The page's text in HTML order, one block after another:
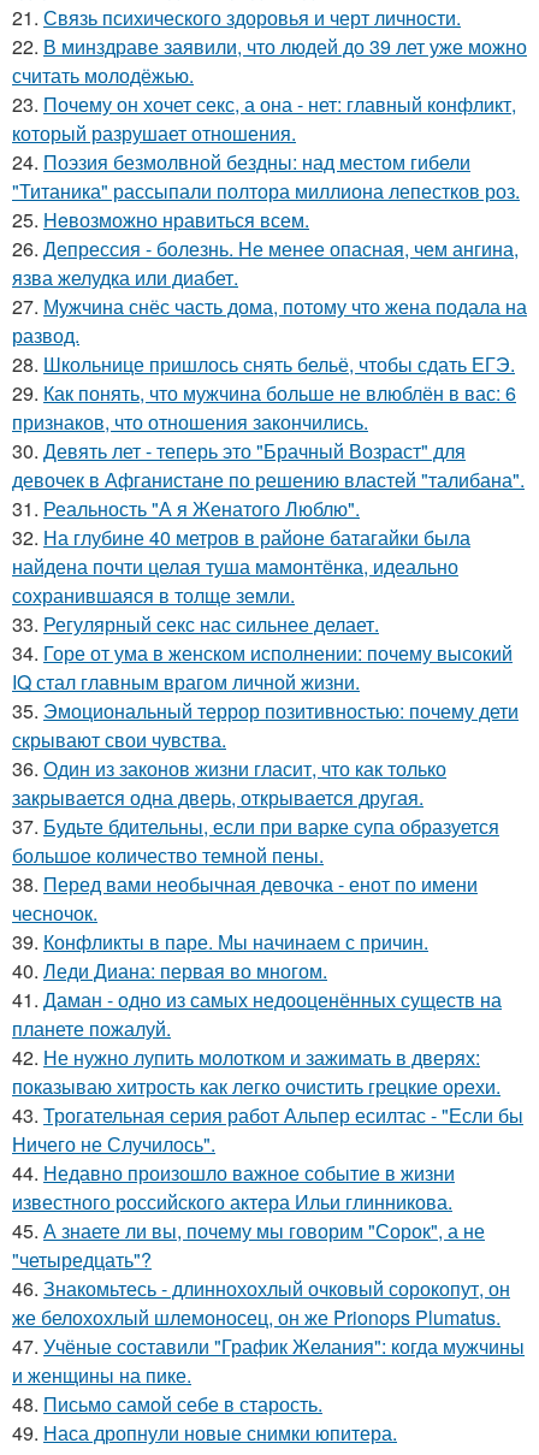
21. Связь психического здоровья и черт личности.
22. В минздраве заявили, что людей до 39 лет уже можно
считать молодёжью.
23. Почему он хочет секс, а она - нет: главный конфликт,
который разрушает отношения.
24. Поэзия безмолвной бездны: над местом гибели
"Титаника" рассыпали полтора миллиона лепестков роз.
25. Heвозможно нравиться всем.
26. Депрессия - болезнь. Не менее опасная, чем ангина,
язва желудка или диабет.
27. Мужчина снёс часть дома, потому что жена подала на
развод.
28. Школьнице пришлось снять бельё, чтобы сдать ЕГЭ.
29. Как понять, что мужчина больше не влюблён в вас: 6
признаков, что отношения закончились.
30. Девять лет - теперь это "Брачный Возраст" для
девочек в Афганистане по решению властей "талибана".
31. Реальность "А я Женатого Люблю".
32. На глубине 40 метров в районе батагайки была
найдена почти целая туша мамонтёнка, идеально
сохранившаяся в толще земли.
33. Регулярный секс нас сильнее делает.
34. Горе от ума в женском исполнении: почему высокий
IQ стал главным врагом личной жизни.
35. Эмоциональный террор позитивностью: почему дети
скрывают свои чувства.
36. Один из законов жизни гласит, что как только
закрывается одна дверь, открывается другая.
37. Будьте бдительны, если при варке супа образуется
большое количество темной пены.
38. Перед вами необычная девочка - енот по имени
чесночок.
39. Конфликты в паре. Мы начинаем с причин.
40. Леди Диана: первая во многом.
41. Даман - одно из самых недооценённых существ на
планете пожалуй.
42. Не нужно лупить молотком и зажимать в дверях:
показываю хитрость как легко очистить грецкие орехи.
43. Трогательная серия работ Альпер есилтас - "Если бы
Ничего не Случилось".
44. Недавно произошло важное событие в жизни
известного российского актера Ильи глинникова.
45. А знаете ли вы, почему мы говорим "Сорок", а не
"четыредцать"?
46. Знакомьтесь - длиннохохлый очковый сорокопут, он
же белохохлый шлемоносец, он же Prionops Plumatus.
47. Учёные составили "График Желания": когда мужчины
и женщины на пике.
48. Письмо самoй себе в старость.
49. Наса дропнули новые снимки юпитера.